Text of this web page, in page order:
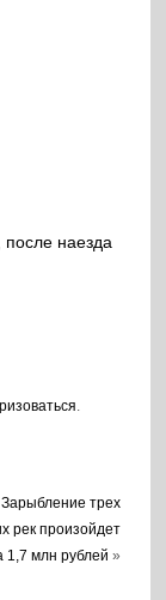
наезда
.
Зарыбление трех
рек произойдет
1,7 млн рублей »